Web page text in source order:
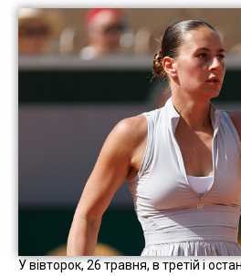
У вівторок, 26 травня, в третій і